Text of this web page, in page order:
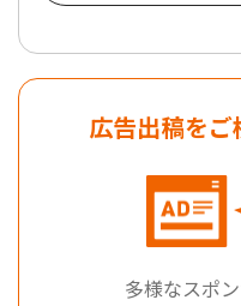
広告出稿をご
多様なスポ